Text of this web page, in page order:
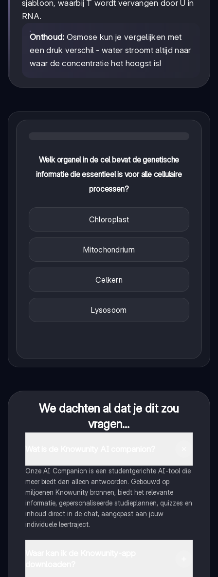
sjabloon, waarbij T wordt vervangen door U in
RNA.
Onthoud: Osmose kun je vergelijken met
een druk verschil - water stroomt altijd naar
waar de concentratie het hoogst is!
Welk organel in de cel bevat de genetische
informatie die essentieel is voor alle cellulaire
processen?
Chloroplast
Mitochondrium
Celkern
Lysosoom
We dachten al dat je dit zou
vragen...
Onze AI Companion is een studentgerichte AI-tool die
meer biedt dan alleen antwoorden. Gebouwd op
miljoenen Knowunity bronnen, biedt het relevante
informatie, gepersonaliseerde studieplannen, quizzes en
inhoud direct in de chat, aangepast aan jouw
individuele leertraject.